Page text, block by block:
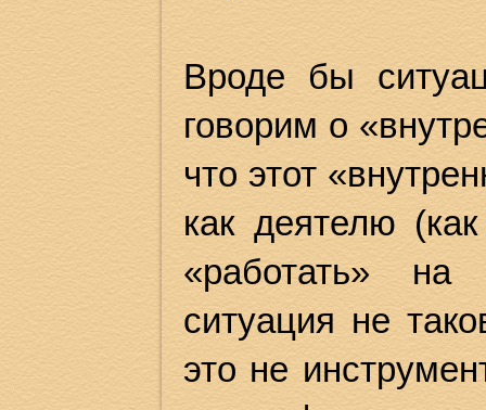
Вроде бы
говорим о
что этот
как деятелю
«работать» на
ситуация не
это не